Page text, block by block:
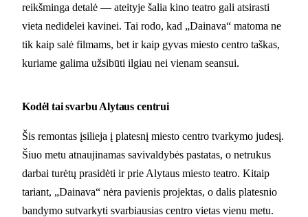
reikšminga detalė — ateityje šalia kino teatro gali atsirasti
vieta nedidelei kavinei. Tai rodo, kad „Dainava“ matoma ne
tik kaip salė filmams, bet ir kaip gyvas miesto centro taškas,
kuriame galima užsibūti ilgiau nei vienam seansui.
Kodėl tai svarbu Alytaus centrui
Šis remontas įsilieja į platesnį miesto centro tvarkymo judesį.
Šiuo metu atnaujinamas savivaldybės pastatas, o netrukus
darbai turėtų prasidėti ir prie Alytaus miesto teatro. Kitaip
tariant, „Dainava“ nėra pavienis projektas, o dalis platesnio
bandymo sutvarkyti svarbiausias centro vietas vienu metu.